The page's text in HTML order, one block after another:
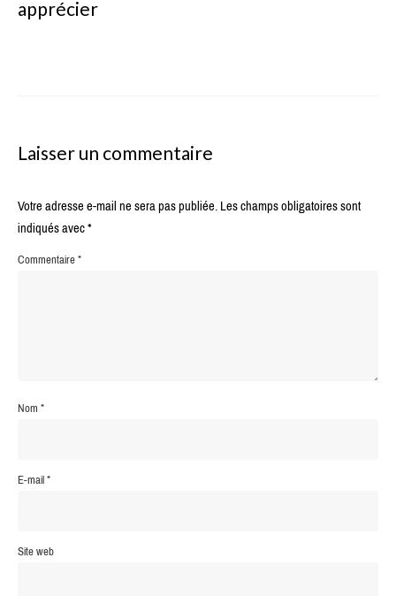
apprécier
Laisser un commentaire
Votre adresse e-mail ne sera pas publiée.Les champs obligatoires sont
indiqués avec*
Commentaire*
Nom*
E-mail*
Site web